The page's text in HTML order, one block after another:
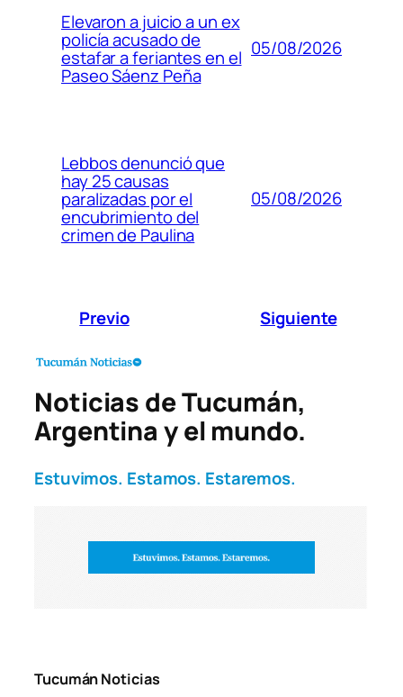
Elevaron a juicio a un ex
policía acusado de
estafar a feriantes en el
Paseo Sáenz Peña
05/08/2026
Lebbos denunció que
hay 25 causas
paralizadas por el
encubrimiento del
crimen de Paulina
05/08/2026
Previo Siguiente
Noticias de Tucumán,
Argentina y el mundo.
Estuvimos. Estamos. Estaremos.
Tucumán Noticias